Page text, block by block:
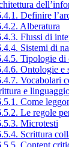
Definire
Alberatura
Flussi di
Sistemi di
Tipologie di
Ontologie e
Vocabolari
e
Come
Le regole
Microtesti
Scrittura
Content